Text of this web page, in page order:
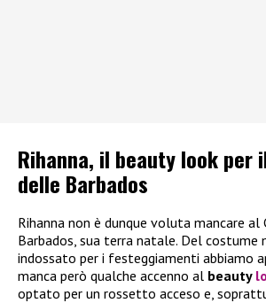
Rihanna, il beauty look per
delle Barbados
Rihanna non è dunque voluta mancare al
Barbados, sua terra natale. Del costume
indossato per i festeggiamenti abbiamo
manca però qualche accenno al beauty
optato per un rossetto acceso e,